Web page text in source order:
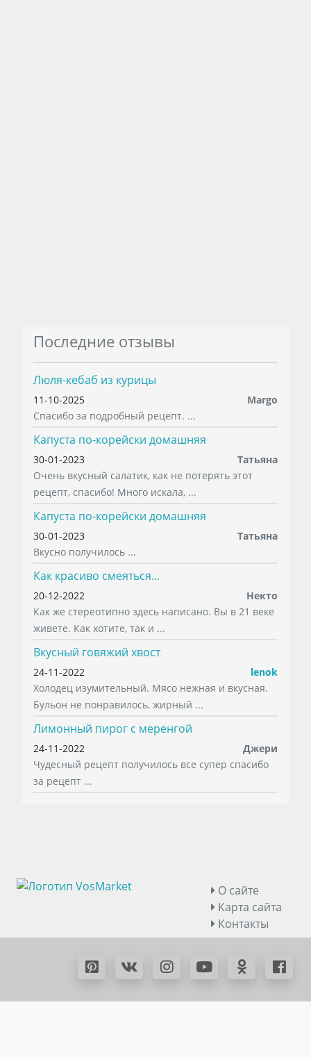
Последние отзывы
Люля-кебаб из курицы
11-10-2025
Margo
Спасибо за подробный рецепт. ...
Капуста по-корейски домашняя
30-01-2023
Татьяна
Очень вкусный салатик, как не потерять этот
рецепт, спасибо! Много искала, ...
Капуста по-корейски домашняя
30-01-2023
Татьяна
Вкусно получилось ...
Как красиво смеяться...
20-12-2022
Некто
Как же стереотипно здесь написано. Вы в 21 веке
живете. Как хотите, так и ...
Вкусный говяжий хвост
24-11-2022
lenok
Холодец изумительный. Мясо нежная и вкусная.
Бульон не понравилось, жирный ...
Лимонный пирог с меренгой
24-11-2022
Джери
Чудесный рецепт получилось все супер спасибо
за рецепт ...
О сайте
Карта сайта
Контакты